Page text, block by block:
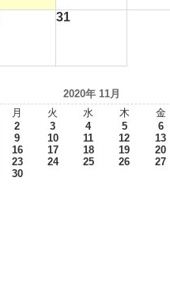
31
2020年 11月
月 火 水 木 金
2 3 4 5 6
9 10 11 12 13
16 17 18 19 20
23 24 25 26 27
30